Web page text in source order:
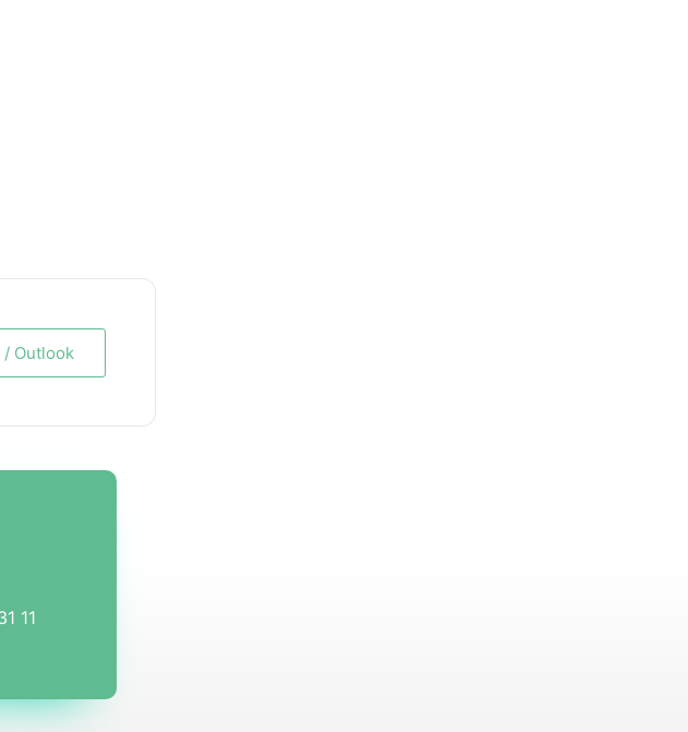
Outlook
11